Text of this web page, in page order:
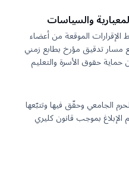
والسياسات
الإقرارات الموقعة من أعضاء
مسار تدقيق مؤرخ بطابع زمني
حقوق الأسرة والتعليم
الجامعي وحقّق فيها وتتبّعها
بموجب قانون كليري